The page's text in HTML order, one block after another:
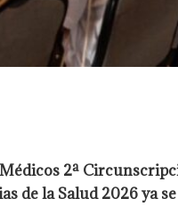
2ª
de la Salud 2026 ya